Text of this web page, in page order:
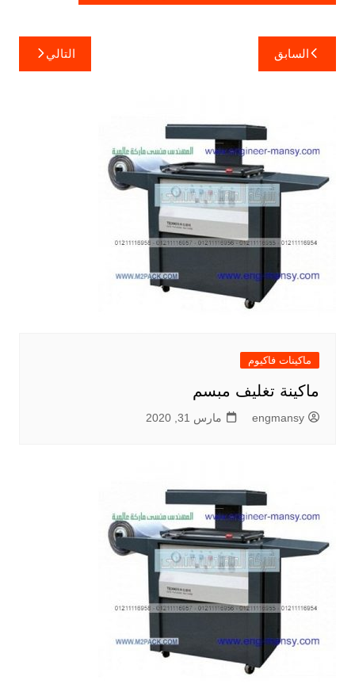
تصفّح
المقالات
السابق التالي
ماكينات فاكيوم
ماكينة تغليف مبسم
engmansy مارس 31, 2020